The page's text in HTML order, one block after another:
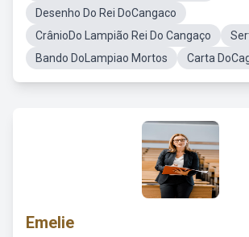
Desenho Do Rei DoCangaco
CrânioDo Lampião Rei Do Cangaço
Bando DoLampiao Mortos
Carta
Emelie